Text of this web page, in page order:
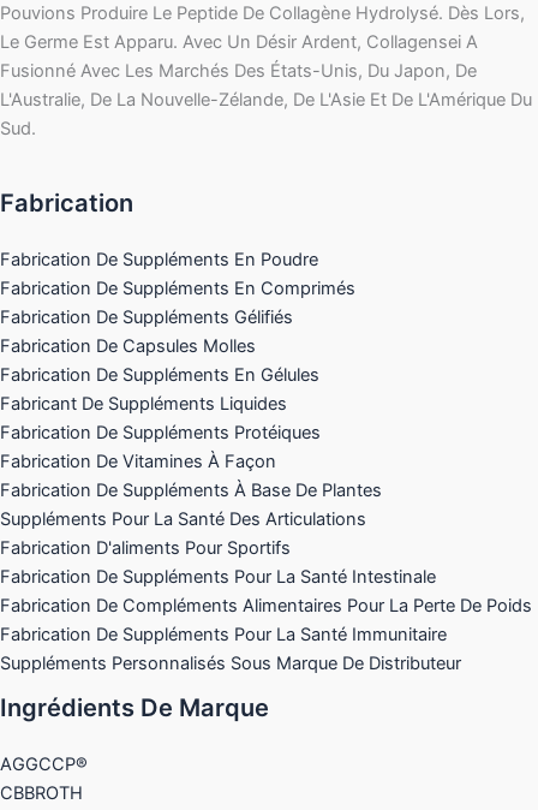
Pouvions Produire Le Peptide De Collagène Hydrolysé. Dès Lors,
Le Germe Est Apparu. Avec Un Désir Ardent, Collagensei A
Fusionné Avec Les Marchés Des États-Unis, Du Japon, De
L'Australie, De La Nouvelle-Zélande, De L'Asie Et De L'Amérique Du
Sud.
Fabrication
Fabrication De Suppléments En Poudre
Fabrication De Suppléments En Comprimés
Fabrication De Suppléments Gélifiés
Fabrication De Capsules Molles
Fabrication De Suppléments En Gélules
Fabricant De Suppléments Liquides
Fabrication De Suppléments Protéiques
Fabrication De Vitamines À Façon
Fabrication De Suppléments À Base De Plantes
Suppléments Pour La Santé Des Articulations
Fabrication D'aliments Pour Sportifs
Fabrication De Suppléments Pour La Santé Intestinale
Fabrication De Compléments Alimentaires Pour La Perte De Poids
Fabrication De Suppléments Pour La Santé Immunitaire
Suppléments Personnalisés Sous Marque De Distributeur
Ingrédients De Marque
AGGCCP®
CBBROTH